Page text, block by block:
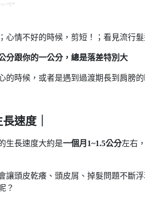
心情不好的時候，剪短！；看見流行髮
分跟你的一公分，總是落差特別大
的時候，或者是遇到過渡期長到肩膀的
速度｜
生長速度大約是一個月1~1.5公分左右
讓頭皮乾癢、頭皮屑、掉髮問題不斷
？